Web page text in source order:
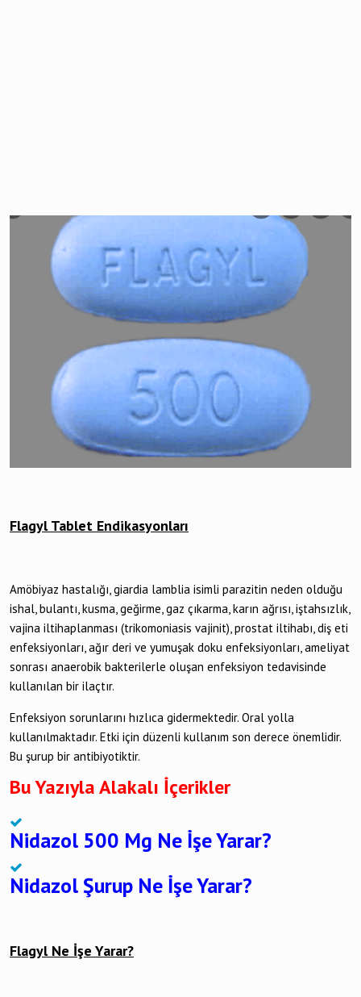
Flagyl Tablet Endikasyonları
Amöbiyaz hastalığı, giardia lamblia isimli parazitin neden olduğu
ishal, bulantı, kusma, geğirme, gaz çıkarma, karın ağrısı, iştahsızlık,
vajina iltihaplanması (trikomoniasis vajinit), prostat iltihabı, diş eti
enfeksiyonları, ağır deri ve yumuşak doku enfeksiyonları, ameliyat
sonrası anaerobik bakterilerle oluşan enfeksiyon tedavisinde
kullanılan bir ilaçtır.
Enfeksiyon sorunlarını hızlıca gidermektedir. Oral yolla
kullanılmaktadır. Etki için düzenli kullanım son derece önemlidir.
Bu şurup bir antibiyotiktir.
Bu Yazıyla Alakalı İçerikler
Nidazol 500 Mg Ne İşe Yarar?
Nidazol Şurup Ne İşe Yarar?
Flagyl Ne İşe Yarar?